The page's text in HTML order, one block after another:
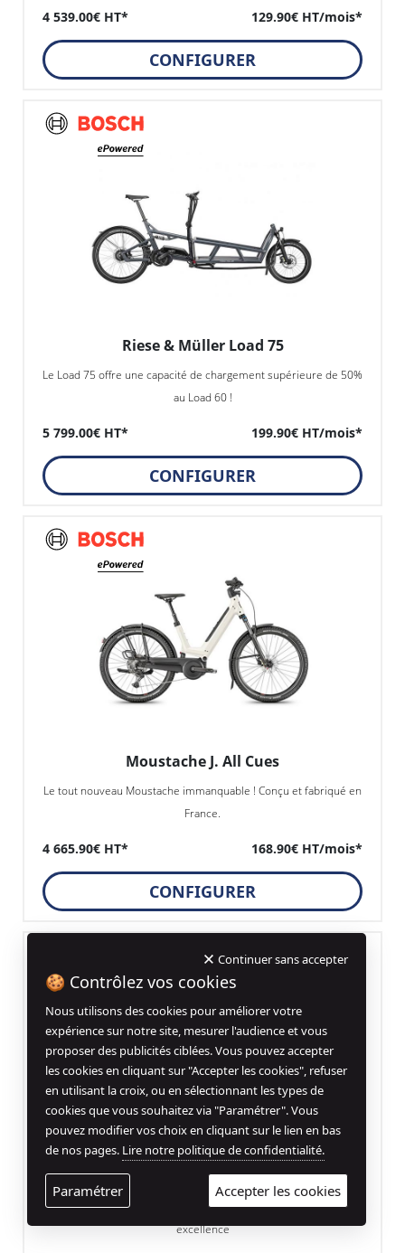
4 539.00€ HT* 129.90€ HT/mois*
CONFIGURER
Riese & Müller Load 75
Le Load 75 offre une capacité de chargement supérieure de 50%
au Load 60 !
5 799.00€ HT* 199.90€ HT/mois*
CONFIGURER
Moustache J. All Cues
Le tout nouveau Moustache immanquable ! Conçu et fabriqué en
France.
4 665.90€ HT* 168.90€ HT/mois*
CONFIGURER
Moustache Samedi 27 XRoad 1
Le premier de la gamme XROAD : c'est le vélo tout terrain par
excellence
Continuer sans accepter
🍪 Contrôlez vos cookies
Nous utilisons des cookies pour améliorer votre
expérience sur notre site, mesurer l'audience et vous
proposer des publicités ciblées. Vous pouvez accepter
les cookies en cliquant sur "Accepter les cookies", refuser
en utilisant la croix, ou en sélectionnant les types de
cookies que vous souhaitez via "Paramétrer". Vous
pouvez modifier vos choix en cliquant sur le lien en bas
de nos pages. Lire notre politique de confidentialité.
Accepter les cookies
Paramétrer